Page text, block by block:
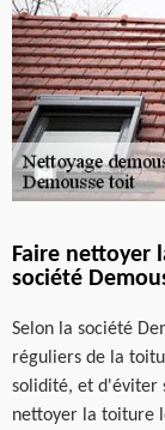
Faire nettoyer
société
Selon la société
réguliers de la
solidité, et d'éviter
nettoyer la toiture